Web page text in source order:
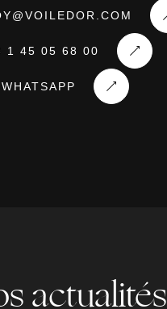
brochure
1 45 05 68 00
WHATSAPP
actualités